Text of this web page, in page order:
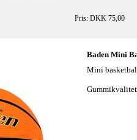
Pris: DKK 75,00
Baden Mini
Mini
Gummikvalitet